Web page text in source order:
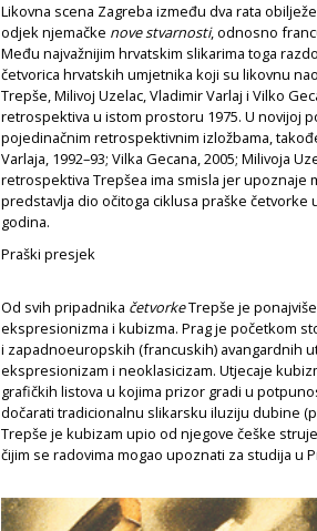
Likovna scena Zagreba između dva rata
odjek njemačke nove stvarnosti, odnosno
Među najvažnijim hrvatskim slikarima toga
četvorica hrvatskih umjetnika koji su likovnu
Trepše, Milivoj Uzelac, Vladimir Varlaj i Vilko
retrospektiva u istom prostoru 1975. U novijoj
pojedinačnim retrospektivnim izložbama,
Varlaja, 1992–93; Vilka Gecana, 2005; Milivoja
retrospektiva Trepšea ima smisla jer upoznaje
predstavlja dio očitoga ciklusa praške
godina.
Praški presjek
Od svih pripadnika četvorkeTrepše je
ekspresionizma i kubizma. Prag je početkom
i zapadnoeuropskih (francuskih) avangardnih
ekspresionizam i neoklasicizam. Utjecaje
grafičkih listova u kojima prizor gradi u
dočarati tradicionalnu slikarsku iluziju dubine
Trepše je kubizam upio od njegove češke
čijim se radovima mogao upoznati za studija u